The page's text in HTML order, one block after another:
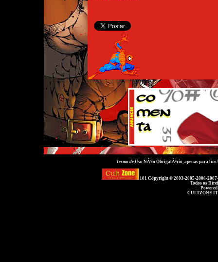
Termo de UsoNÃ£o ObrigatÃ³rio, apenas para
101 Copyright © 2003-2005-2006-
Todos os
CULTZONE